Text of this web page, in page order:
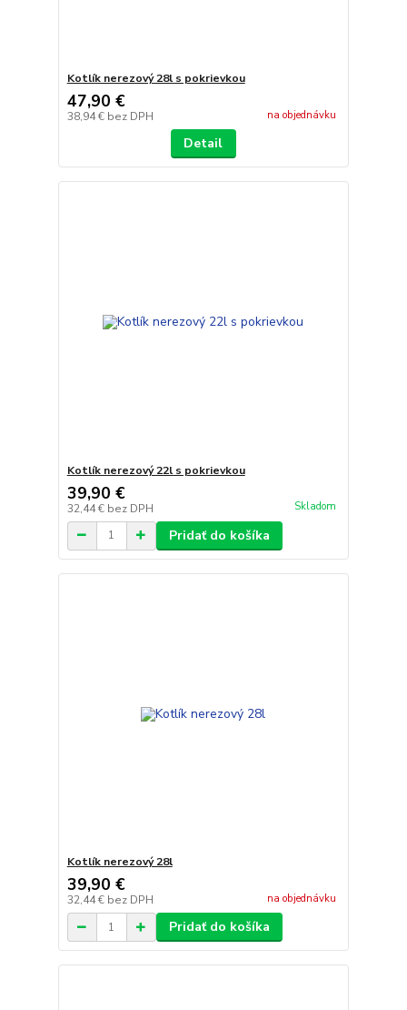
Kotlík nerezový 28l s pokrievkou
47,90 €
38,94 € bez DPH na objednávku
Detail
Kotlík nerezový 22l s pokrievkou
39,90 €
32,44 € bez DPH Skladom
Pridať do košíka
Kotlík nerezový 28l
39,90 €
32,44 € bez DPH na objednávku
Pridať do košíka